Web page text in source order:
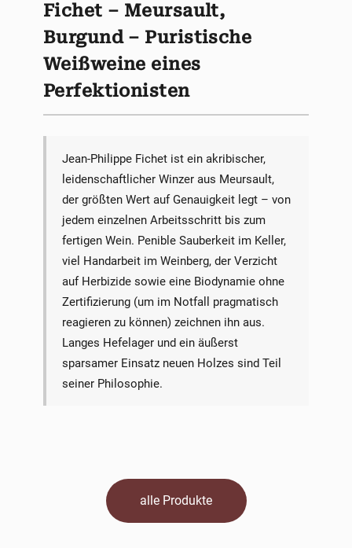
Fichet – Meursault,
Burgund – Puristische
Weißweine eines
Perfektionisten
Jean-Philippe Fichet ist ein akribischer,
leidenschaftlicher Winzer aus Meursault,
der größten Wert auf Genauigkeit legt – von
jedem einzelnen Arbeitsschritt bis zum
fertigen Wein. Penible Sauberkeit im Keller,
viel Handarbeit im Weinberg, der Verzicht
auf Herbizide sowie eine Biodynamie ohne
Zertifizierung (um im Notfall pragmatisch
reagieren zu können) zeichnen ihn aus.
Langes Hefelager und ein äußerst
sparsamer Einsatz neuen Holzes sind Teil
seiner Philosophie.
alle Produkte